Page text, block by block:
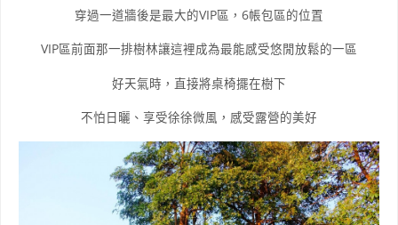
穿過一道牆後是最大的VIP區，6帳包區的位置
VIP區前面那一排樹林讓這裡成為最能感受悠閒放鬆的一區
好天氣時，直接將桌椅擺在樹下
不怕日曬、享受徐徐微風，感受露營的美好